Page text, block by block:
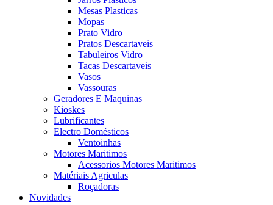
Mesas Plasticas
Mopas
Prato Vidro
Pratos Descartaveis
Tabuleiros Vidro
Tacas Descartaveis
Vasos
Vassouras
Geradores E Maquinas
Kioskes
Lubrificantes
Electro Domésticos
Ventoinhas
Motores Maritimos
Acessorios Motores Maritimos
Matériais Agriculas
Roçadoras
Novidades